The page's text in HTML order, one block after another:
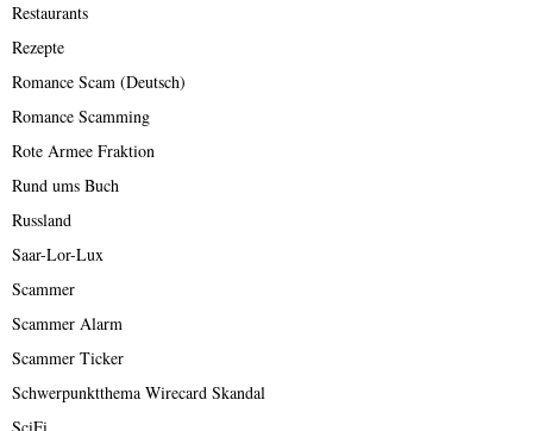
Restaurants
Rezepte
Romance Scam (Deutsch)
Romance Scamming
Rote Armee Fraktion
Rund ums Buch
Russland
Saar-Lor-Lux
Scammer
Scammer Alarm
Scammer Ticker
Schwerpunktthema Wirecard Skandal